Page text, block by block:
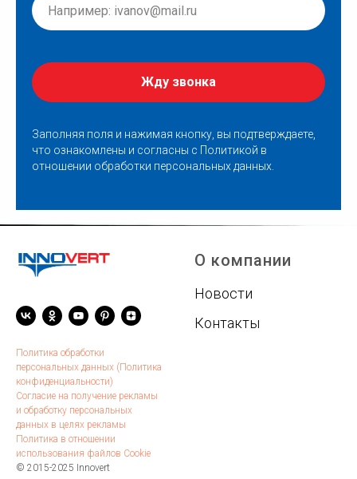
Жду звонка
Заполняя поля и нажимая кнопку, вы подтверждаете,
что ознакомлены и согласны с Политикой в
отношении обработки персональных данных
Политика обработки
персональных данных (Политика
конфиденциальности)
Согласие на получение рекламы
и обработку персональных
данных в целях рекламы
Политика в отношении
использования файлов Cookie
© 2015-2025 Innovert
О компании
Новости
Контакты